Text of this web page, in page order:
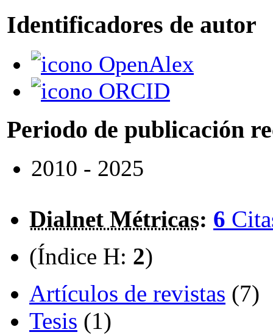
Identificadores de autor
OpenAlex
ORCID
Periodo de publicación
2010 - 2025
Dialnet Métricas: 6
(Índice H: 2)
Artículos de revistas (7)
Tesis (1)